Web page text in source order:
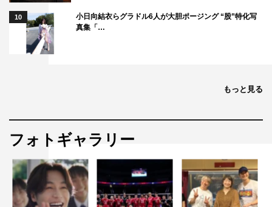
がっていくよう気を引き締めていきたいです。
新しい『旅サラダ』のスタートです！よろしくお願いいた
します。
す家族のような空気感です。松下さんもすっかり家族の一
員となりました。こんなにダジャレを言う人だなんて誰が
想像したでしょうか？？おかげでゲストの方が自然とリラ
ックスして新たな一面を見せてくれます。これが旅番組だ
けど旅だけではない、『旅サラダ』なんです。
10
小日向結衣らグラドル6人が大胆ポージング “股”特化写
真集「…
もっと見る
フォトギャラリー